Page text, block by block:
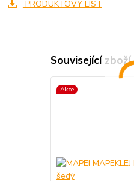
PRODUKTOVÝ LIST
Související zboží
Akce